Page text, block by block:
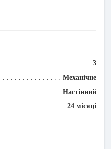
3
Механічне
Настінний
24 місяці